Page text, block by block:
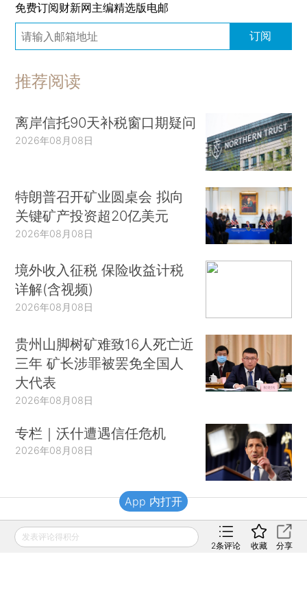
免费订阅财新网主编精选版电邮
订阅
推荐阅读
离岸信托90天补税窗口期疑问
2026年08月08日
特朗普召开矿业圆桌会 拟向
关键矿产投资超20亿美元
2026年08月08日
境外收入征税 保险收益计税
详解(含视频)
2026年08月08日
贵州山脚树矿难致16人死亡近
三年 矿长涉罪被罢免全国人
大代表
2026年08月08日
专栏｜沃什遭遇信任危机
2026年08月08日
财新移动
发表评论得积分
2条评论 收藏 分享
App 内打开